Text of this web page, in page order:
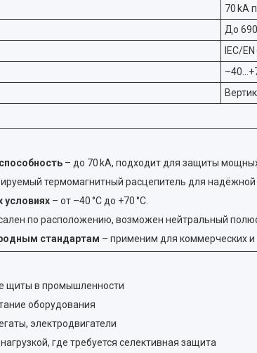
70 kA
До
IEC/
– до 70 kA, подходит для защиты
термомагнитный расцепитель для надёжной
условиях – от –40 °C до +70 °C.
по расположению, возможен нейтральный
стандартам – применим для коммерческих
щиты в промышленности
оборудования
электродвигатели
где требуется селективная защита